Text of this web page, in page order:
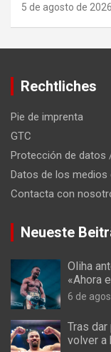
5 de agosto de 2026
Rechtliches
Pie de imprenta
GTC
Protección de datos
Datos de los
Contacta con
Neueste
Oliha
«Ahora
6 de
Tras
volver a